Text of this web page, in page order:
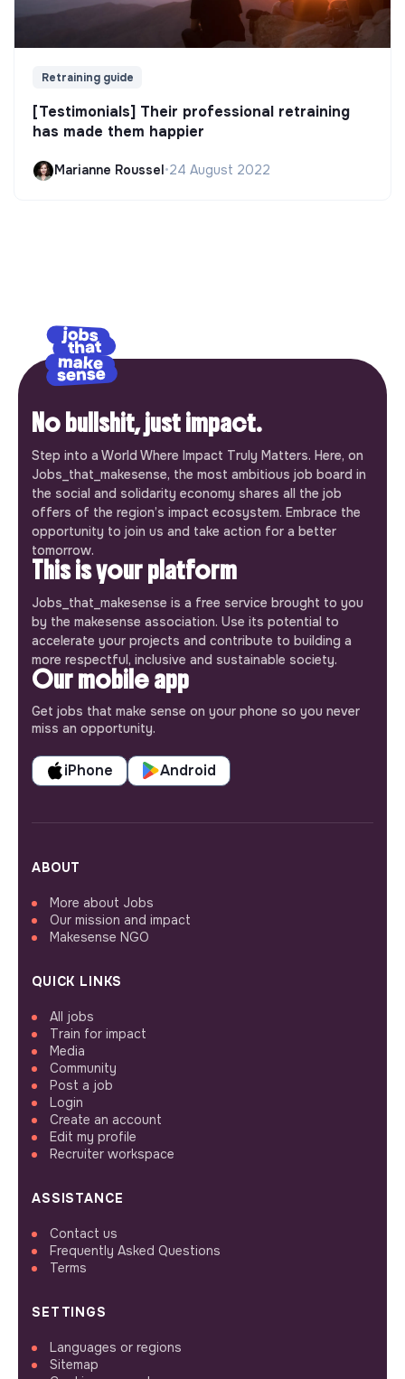
Retraining guide
[Testimonials] Their professional retraining
has made them happier
Marianne Roussel•24 August 2022
No bullshit, just impact.
Step into a World Where Impact Truly Matters. Here, on
Jobs_that_makesense, the most ambitious job board in
the social and solidarity economy shares all the job
offers of the region’s impact ecosystem. Embrace the
opportunity to join us and take action for a better
tomorrow.
This is your platform
Jobs_that_makesense is a free service brought to you
by the makesense association. Use its potential to
accelerate your projects and contribute to building a
more respectful, inclusive and sustainable society.
Our mobile app
Get jobs that make sense on your phone so you never
miss an opportunity.
iPhone Android
ABOUT
More about Jobs
Our mission and impact
Makesense NGO
QUICK LINKS
All jobs
Train for impact
Media
Community
Post a job
Login
Create an account
Edit my profile
Recruiter workspace
ASSISTANCE
Contact us
Frequently Asked Questions
Terms
SETTINGS
Languages or regions
Sitemap